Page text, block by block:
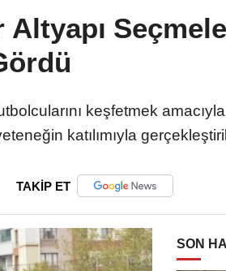
keşfetmek
katılımıyla
TAKİP ET
SON